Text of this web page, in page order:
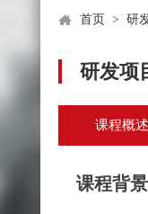
首页 > 研
研发项
课程概述
课程背景